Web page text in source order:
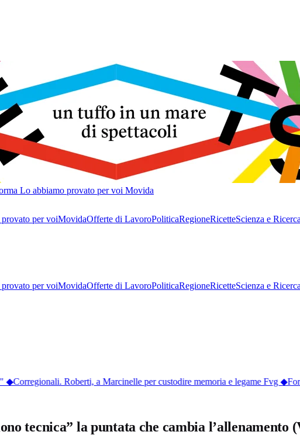
Lo abbiamo provato per voi Movida
per voiMovidaOfferte di LavoroPoliticaRegioneRicetteScienza e Ricerca
per voiMovidaOfferte di LavoroPoliticaRegioneRicetteScienza e Ricerca
◆Corregionali. Roberti, a Marcinelle per custodire memoria e legame Fvg◆
tecnica” la puntata che cambia l’allenamento